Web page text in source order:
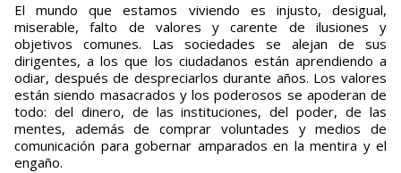
El mundo que estamos viviendo es injusto, desigual,
miserable, falto de valores y carente de ilusiones y
objetivos comunes. Las sociedades se alejan de sus
dirigentes, a los que los ciudadanos están aprendiendo a
odiar, después de despreciarlos durante años. Los valores
están siendo masacrados y los poderosos se apoderan de
todo: del dinero, de las instituciones, del poder, de las
mentes, además de comprar voluntades y medios de
comunicación para gobernar amparados en la mentira y el
engaño.